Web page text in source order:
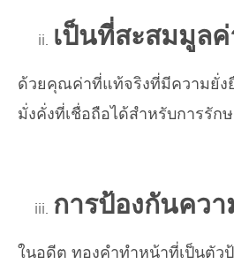
เป็นที่สะสมมูล
ด้วยคุณค่าที่แท้จริงที่มีความยั่ง
มั่งคั่งที่เชื่อถือได้สำหรับการรัก
การป้องกันควา
ในอดีต ทองคำทำหน้าที่เป็นตัว